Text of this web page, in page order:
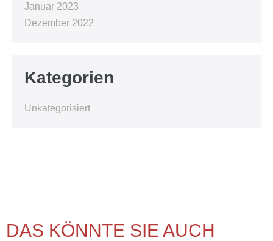
Januar 2023
Dezember 2022
Kategorien
Unkategorisiert
DAS KÖNNTE SIE AUCH